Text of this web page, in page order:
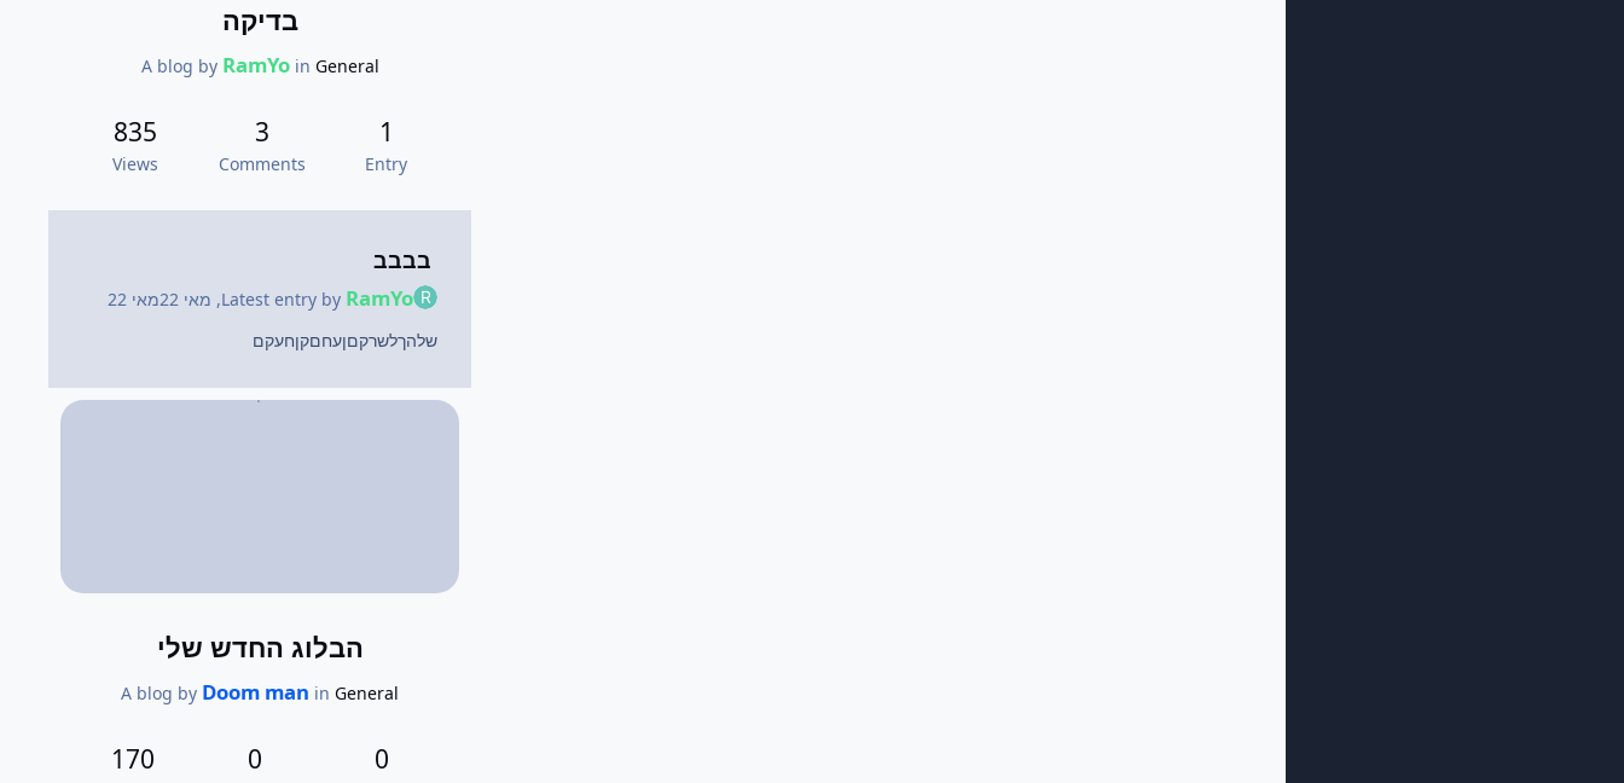
בדיקה
A blog by RamYoin General
1
Entry
3
Comments
835
Views
בבבב
Latest entry by RamYo
, מאי 22
מאי 22
שלהךלשרקםןעחםקןחעקם
הבלוג החדש שלי
A blog by Doom man inGeneral
0
0
170